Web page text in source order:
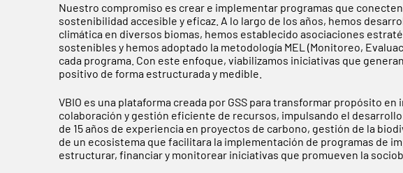
Nuestro compromiso es crear e implementar programas que
sostenibilidad accesible y eficaz. A lo largo de los años, hemos
climática en diversos biomas, hemos establecido asociaciones
sostenibles y hemos adoptado la metodología MEL (Monitoreo,
cada programa. Con este enfoque, viabilizamos iniciativas que
positivo de forma estructurada y medible.
VBIO es una plataforma creada por GSS para transformar propósito
colaboración y gestión eficiente de recursos, impulsando el
de 15 años de experiencia en proyectos de carbono, gestión de la
de un ecosistema que facilitara la implementación de programas de
estructurar, financiar y monitorear iniciativas que promueven la